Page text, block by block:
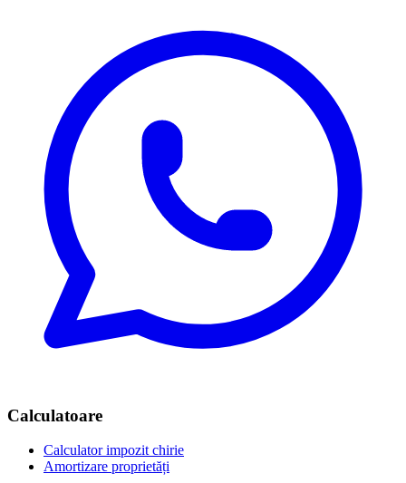
Calculatoare
Calculator impozit chirie
Amortizare proprietăți